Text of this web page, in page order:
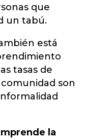
que
un tabú.
está
tasas de
son
la